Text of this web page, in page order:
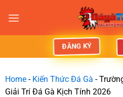
ĐĂNG KÝ
Home- Kiến Thức Đá Gà -
Giải Trí Đá Gà Kịch Tính 2026